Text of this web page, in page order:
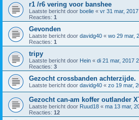
r1 /r6 vering voor banshee
Laatste bericht door boelie « vr 31 mar,
Reacties: 1
Gevonden
Laatste bericht door davidg40 « wo 29 mar,
Reacties: 1
tripy
Laatste bericht door Hein « di 21 mar, 2017
Reacties: 3
Gezocht crossbanden achterzijde.
Laatste bericht door davidg40 « zo 19 mar,
Gezocht can-am koffer outlander
Laatste bericht door Ruud18 « ma 13 mar,
Reacties: 12